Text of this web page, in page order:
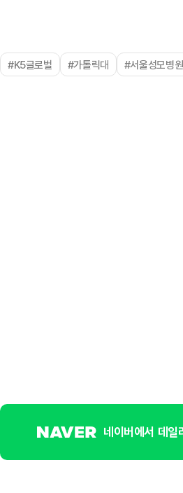
#K5글로벌 #가톨릭대 #서울성모병원
네이버에서 데일